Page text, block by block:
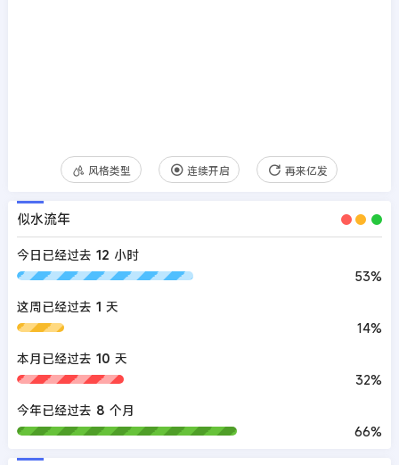
风格类型 连续开启 再来亿发
似水流年
今日已经过去 12 小时
53%
这周已经过去 1 天
14%
本月已经过去 10 天
32%
今年已经过去 8 个月
66%